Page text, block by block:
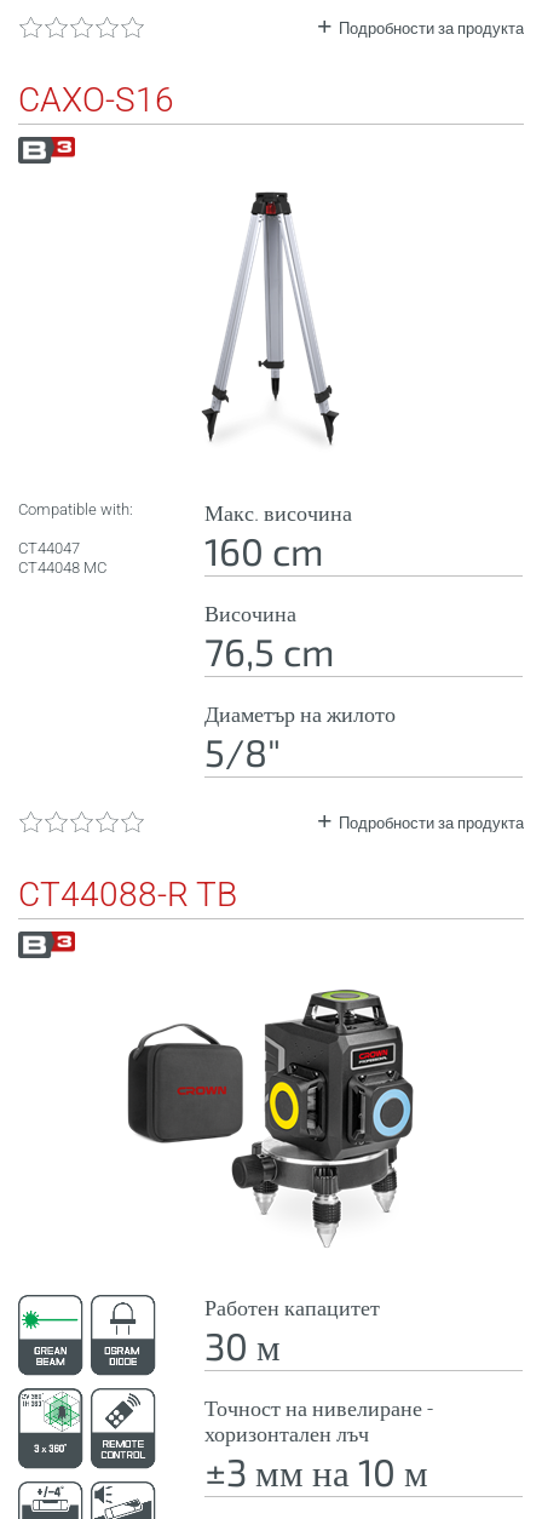
Подробности за продукта
CAXO-S16
Compatible with:
CT44047
CT44048 MC
Макс. височина
160 cm
Височина
76,5 cm
Диаметър на жилото
5/8"
Подробности за продукта
CT44088-R TB
Работен капацитет
30 м
Точност на нивелиране -
хоризонтален лъч
±3 мм на 10 м